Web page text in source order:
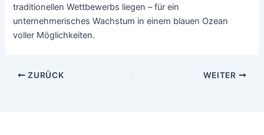
traditionellen Wettbewerbs liegen – für ein
unternehmerisches Wachstum in einem blauen Ozean
voller Möglichkeiten.
Beitragsnavigation
ZURÜCK WEITER